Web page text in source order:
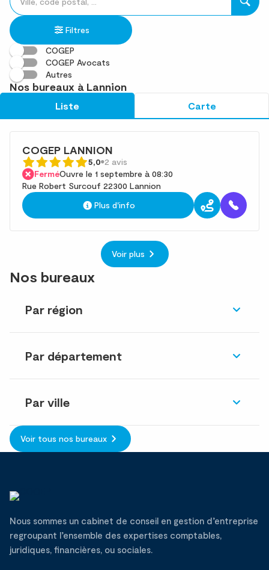
un
établissement
renseigner
une
adresse
résultat(s)
trouvé(s)
Filtres
COGEP
COGEP Avocats
Autres
Nos bureaux à Lannion
Liste Carte
COGEP LANNION
5,0 2 avis
FerméOuvre le 1 septembre à 08:30
Rue Robert Surcouf 22300 Lannion
Plus d'info
Voir plus
Nos bureaux
Par région
Par département
Par ville
Voir tous nos bureaux
Nous sommes un cabinet de conseil en gestion d’entreprise
regroupant l’ensemble des expertises comptables,
juridiques, financières, ou sociales.